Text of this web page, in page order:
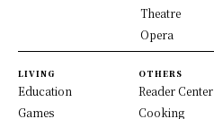
Theatre
Opera
LIVING
Education
Games
OTHERS
Reader Center
Cooking